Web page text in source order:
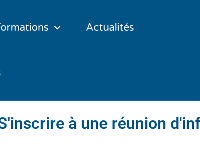
Actualités
à une réunion